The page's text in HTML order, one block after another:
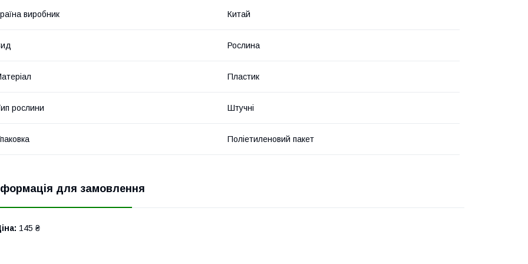
виробник Китай
Рослина
Пластик
рослини Штучні
Поліетиленовий пакет
для замовлення
145 ₴